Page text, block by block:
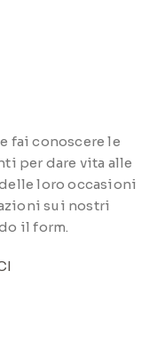
fai conoscere le
per dare vita alle
loro occasioni
sui nostri
il form.